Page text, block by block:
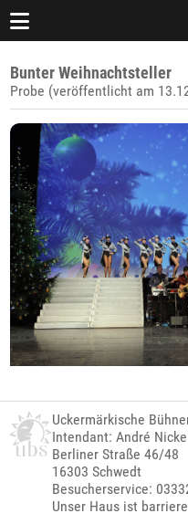
Bunter Weihnachtsteller
Probe (veröffentlicht am
Uckermärkische
Intendant: André Nicke
Berliner Straße 46/48
16303 Schwedt
Besucherservice:
Unser Haus ist